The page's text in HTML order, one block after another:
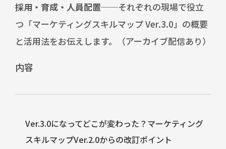
採用・育成・人員配置──それぞれの現場で役立
つ「マーケティングスキルマップ Ver.3.0」の概要
と活用法をお伝えします。（アーカイブ配信あり）
内容
Ver.3.0になってどこが変わった？ マーケティング
スキルマップVer.2.0からの改訂ポイント